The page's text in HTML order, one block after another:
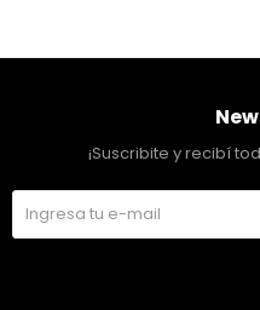
¡Suscribite y recibí